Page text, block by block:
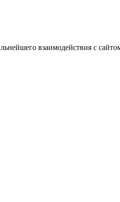
взаимодействия с